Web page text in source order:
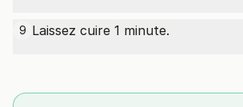
9 Laissez cuire 1 minute.